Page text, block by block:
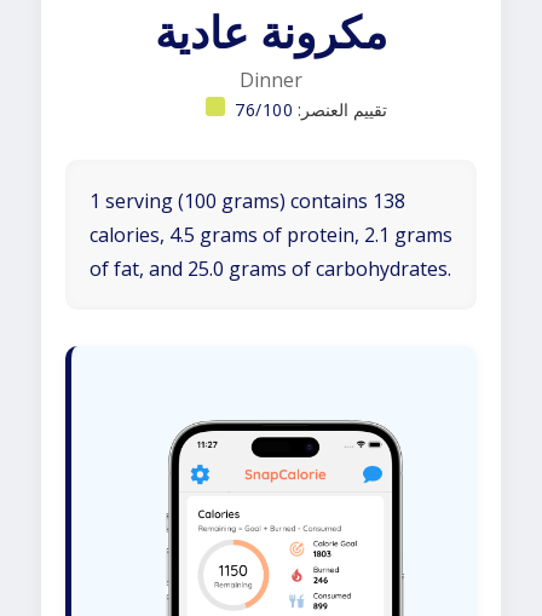
مكرونة عادية
Dinner
تقييم العنصر: 76/100
1 serving (100 grams) contains 138
calories, 4.5 grams of protein, 2.1 grams
of fat, and 25.0 grams of carbohydrates.